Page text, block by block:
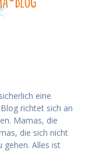
eine
richtet sich an
Mamas, die
die sich nicht
gehen. Alles ist